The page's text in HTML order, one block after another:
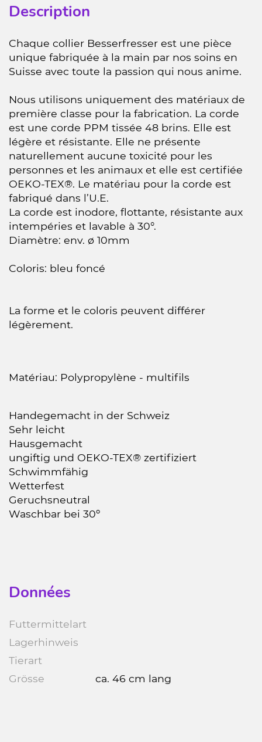
Description
Chaque collier Besserfresser est une pièce
unique fabriquée à la main par nos soins en
Suisse avec toute la passion qui nous anime.
Nous utilisons uniquement des matériaux de
première classe pour la fabrication. La corde
est une corde PPM tissée 48 brins. Elle est
légère et résistante. Elle ne présente
naturellement aucune toxicité pour les
personnes et les animaux et elle est certifiée
OEKO-TEX®. Le matériau pour la corde est
fabriqué dans l’U.E.
La corde est inodore, flottante, résistante aux
intempéries et lavable à 30°.
Diamètre: env. ø 10mm
Coloris: bleu foncé
La forme et le coloris peuvent différer
légèrement.
Matériau: Polypropylène - multifils
Handegemacht in der Schweiz
Sehr leicht
Hausgemacht
ungiftig und OEKO-TEX® zertifiziert
Schwimmfähig
Wetterfest
Geruchsneutral
Waschbar bei 30º
Données
Futtermittelart
Lagerhinweis
Tierart
Grösse
ca. 46 cm lang